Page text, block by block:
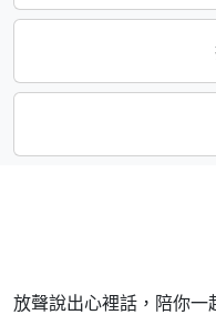
放聲說出心裡話，陪你一